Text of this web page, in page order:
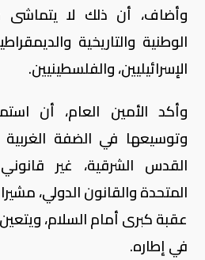
وأضاف، أن ذلك لا يتماشى
الوطنية والتاريخية
الإسرائيليين، والفلسطينيين.
وأكد الأمين العام، أن
وتوسيعها في الضفة
القدس الشرقية، غير
المتحدة والقانون الدولي،
عقبة كبرى أمام السلام،
في إطاره.